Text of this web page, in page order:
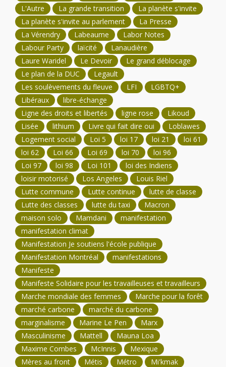
L'Autre La grande transition
La planète s'invite
La planète s'invite au parlement
La Presse
La Vérendry
Labeaume
Labor Notes
Labour Party
laïcité
Lanaudière
Laure Waridel
Le Devoir
Le grand déblocage
Le plan de la DUC
Legault
Les soulèvements du fleuve
LFI
LGBTQ+
Libéraux
libre-échange
Ligne des droits et libertés
ligne rose
Likoud
Lisée
lithium Livre qui fait dire oui
Loblawes
Logement social
Loi 5 loi 17 loi 21
loi 61
loi 62
Loi 66 Loi 69 loi 70
loi 96
Loi 97
loi 98 Loi 101
loi des Indiens
loisir motorisé
Los Angeles
Louis Riel
Lutte commune
Lutte continue
lutte de classe
Lutte des classes
lutte du taxi
Macron
maison solo
Mamdani
manifestation
manifestation climat
Manifestation Je soutiens l'école publique
Manifestation Montréal
manifestations
Manifeste
Manifeste Solidaire pour les travailleuses et travailleurs
Marche mondiale des femmes
Marche pour la forêt
marché carbone
marché du carbone
marginalisme
Marine Le Pen
Marx
Masculinisme
Mattell
Mauna Loa
Maxime Combes
McInnis
Mexique
Mères au front
Métis Métro
Mi'kmak